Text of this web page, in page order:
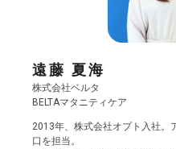
遠藤 夏海
株式会社ベルタ
BELTAマタニティケア
2013年、株式会社オプト入社。
口を担当。